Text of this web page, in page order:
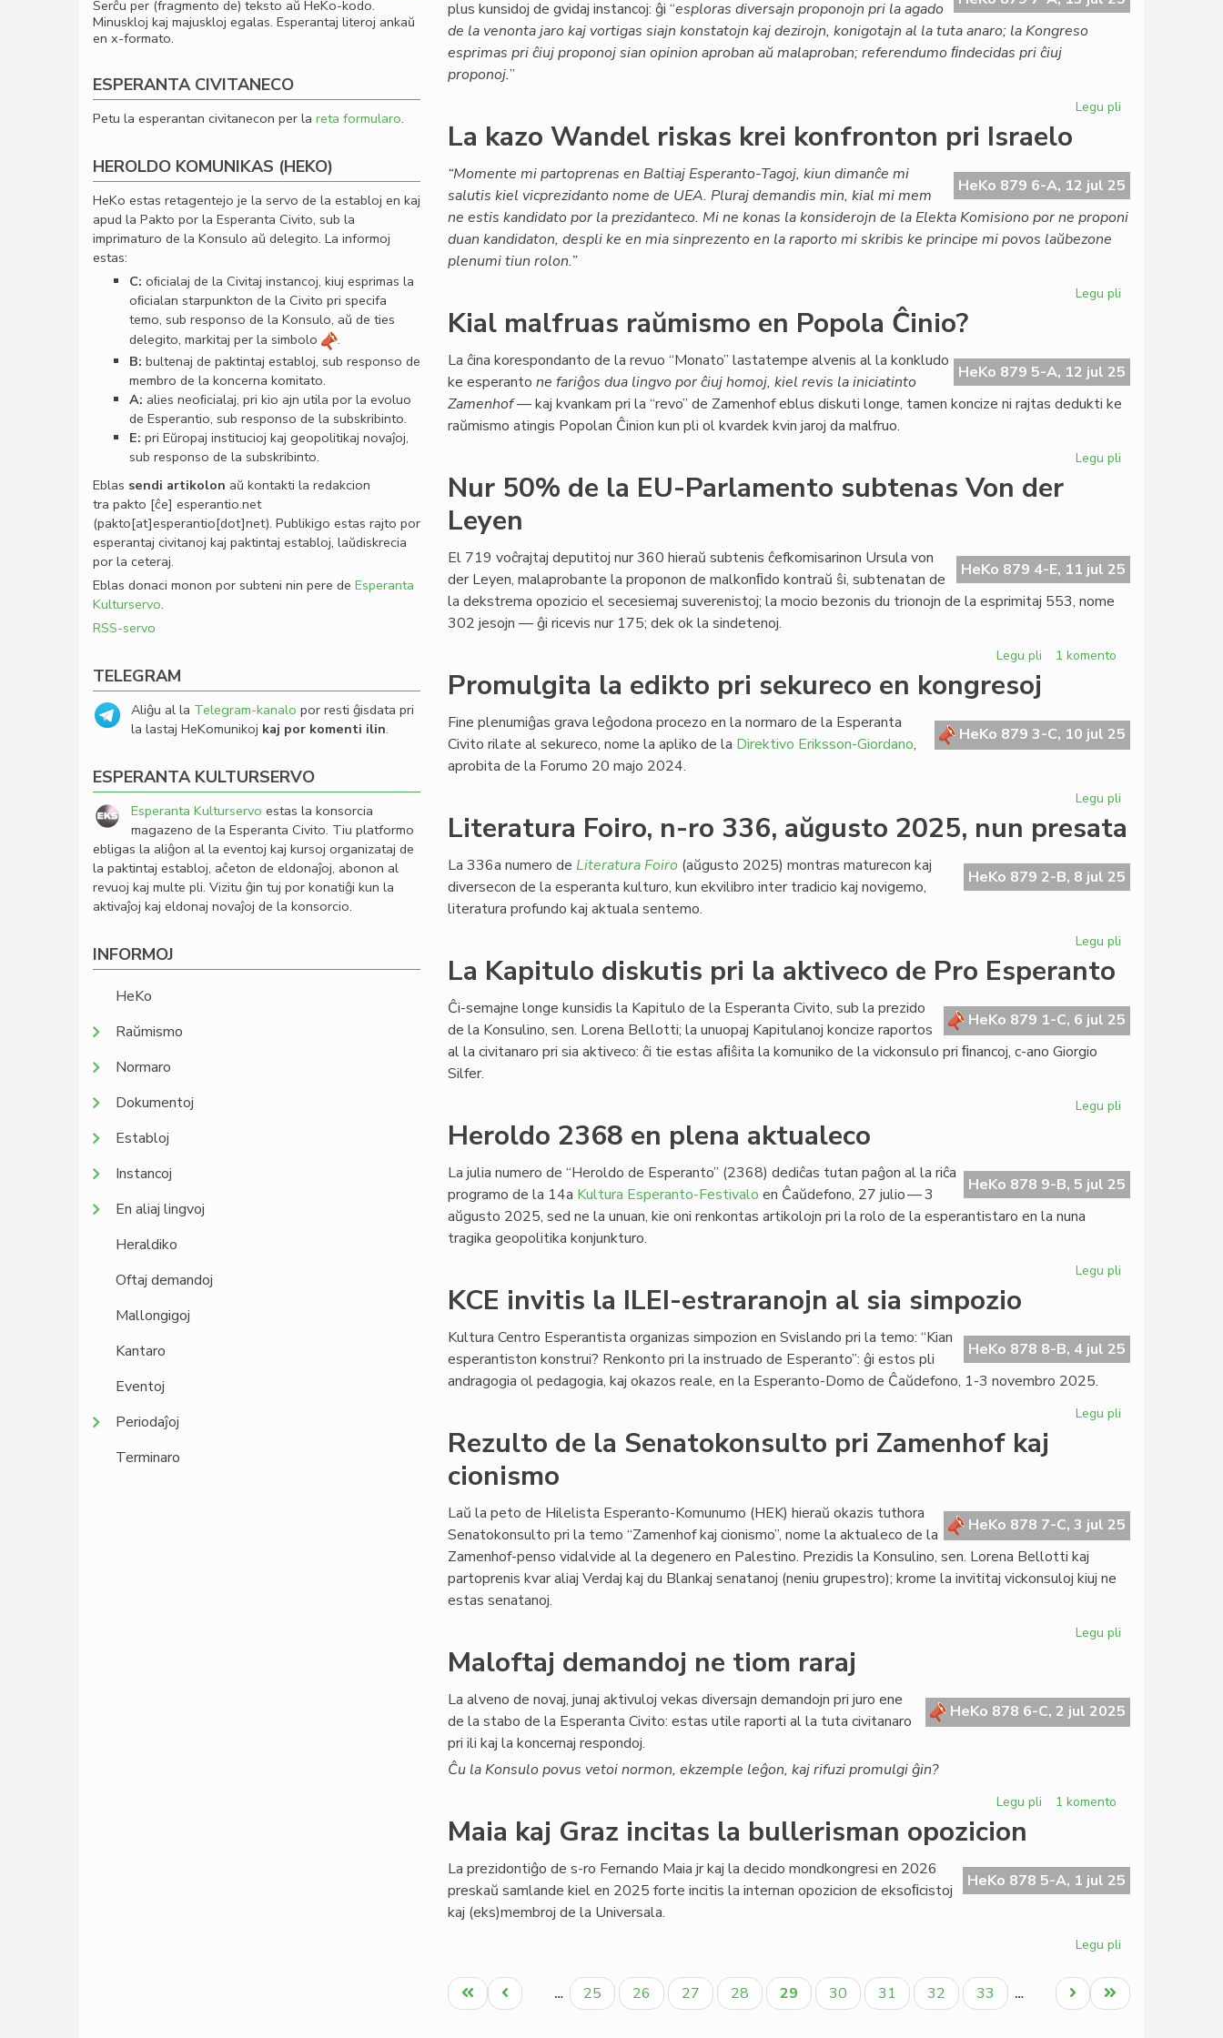
plus kunsidoj de gvidaj instancoj: ĝi “esploras diversajn proponojn pri la agado
de la venonta jaro kaj vortigas siajn konstatojn kaj dezirojn, konigotajn al la tuta anaro; la Kongreso
esprimas pri ĉiuj proponoj sian opinion aproban aŭ malaproban; referendumo ﬁndecidas pri ĉiuj
proponoj.”
Legu pli
nur
malforta
aŭ
La kazo Wandel riskas krei konfronton pri Israelo
HeKo 879 6-A, 12 jul 25
“Momente mi partoprenas en Baltiaj Esperanto-Tagoj, kiun dimanĉe mi
salutis kiel vicprezidanto nome de UEA. Pluraj demandis min, kial mi mem
ne estis kandidato por la prezidanteco. Mi ne konas la konsiderojn de la Elekta Komisiono por ne proponi
duan kandidaton, despli ke en mia sinprezento en la raporto mi skribis ke principe mi povos laŭbezone
plenumi tiun rolon.”
Legu pli
riskas
krei
Kial malfruas raŭmismo en Popola Ĉinio?
HeKo 879 5-A, 12 jul 25
La ĉina korespondanto de la revuo “Monato” lastatempe alvenis al la konkludo
ke esperanto ne fariĝos dua lingvo por ĉiuj homoj, kiel revis la iniciatinto
Zamenhof— kaj kvankam pri la “revo” de Zamenhof eblus diskuti longe, tamen koncize ni rajtas dedukti ke
raŭmismo atingis Popolan Ĉinion kun pli ol kvardek kvin jaroj da malfruo.
Legu pli
Popola
Ĉinio?
Nur 50% de la EU-Parlamento subtenas Von der
Leyen
HeKo 879 4-E, 11 jul 25
El 719 voĉrajtaj deputitoj nur 360 hieraŭ subtenis ĉefkomisarinon Ursula von
der Leyen, malaprobante la proponon de malkonﬁdo kontraŭ ŝi, subtenatan de
la dekstrema opozicio el secesiemaj suverenistoj; la mocio bezonis du trionojn de la esprimitaj 553, nome
302 jesojn — ĝi ricevis nur 175; dek ok la sindetenoj.
Legu pli
la
EU-
subtenas
der
1 komento
Promulgita la edikto pri sekureco en kongresoj
HeKo 879 3-C, 10 jul 25
Fine plenumiĝas grava leĝodona procezo en la normaro de la Esperanta
Civito rilate al sekureco, nome la apliko de la Direktivo Eriksson-Giordano,
aprobita de la Forumo 20 majo 2024.
Legu pli
la
pri
sekureco
Literatura Foiro, n-ro 336, aŭgusto 2025, nun presata
HeKo 879 2-B, 8 jul 25
La 336a numero de Literatura Foiro (aŭgusto 2025) montras maturecon kaj
diversecon de la esperanta kulturo, kun ekvilibro inter tradicio kaj novigemo,
literatura profundo kaj aktuala sentemo.
Legu pli
ro
336,
La Kapitulo diskutis pri la aktiveco de Pro Esperanto
HeKo 879 1-C, 6 jul 25
Ĉi-semajne longe kunsidis la Kapitulo de la Esperanta Civito, sub la prezido
de la Konsulino, sen. Lorena Bellotti; la unuopaj Kapitulanoj koncize raportos
al la civitanaro pri sia aktiveco: ĉi tie estas aﬁŝita la komuniko de la vickonsulo pri ﬁnancoj, c-ano Giorgio
Silfer.
Legu pli
pri
la
Heroldo 2368 en plena aktualeco
HeKo 878 9-B, 5 jul 25
La julia numero de “Heroldo de Esperanto” (2368) dediĉas tutan paĝon al la riĉa
programo de la 14a Kultura Esperanto-Festivalo en Ĉaŭdefono, 27 julio — 3
aŭgusto 2025, sed ne la unuan, kie oni renkontas artikolojn pri la rolo de la esperantistaro en la nuna
tragika geopolitika konjunkturo.
Legu pli
plena
aktualeco
KCE invitis la ILEI-estraranojn al sia simpozio
HeKo 878 8-B, 4 jul 25
Kultura Centro Esperantista organizas simpozion en Svislando pri la temo: “Kian
esperantiston konstrui? Renkonto pri la instruado de Esperanto”: ĝi estos pli
andragogia ol pedagogia, kaj okazos reale, en la Esperanto-Domo de Ĉaŭdefono, 1-3 novembro 2025.
Legu pli
estraranojn
al
Rezulto de la Senatokonsulto pri Zamenhof kaj
cionismo
HeKo 878 7-C, 3 jul 25
Laŭ la peto de Hilelista Esperanto-Komunumo (HEK) hieraŭ okazis tuthora
Senatokonsulto pri la temo “Zamenhof kaj cionismo”, nome la aktualeco de la
Zamenhof-penso vidalvide al la degenero en Palestino. Prezidis la Konsulino, sen. Lorena Bellotti kaj
partoprenis kvar aliaj Verdaj kaj du Blankaj senatanoj (neniu grupestro); krome la invititaj vickonsuloj kiuj ne
estas senatanoj.
Legu pli
Senatokonsulto
pri
Maloftaj demandoj ne tiom raraj
HeKo 878 6-C, 2 jul 2025
La alveno de novaj, junaj aktivuloj vekas diversajn demandojn pri juro ene
de la stabo de la Esperanta Civito: estas utile raporti al la tuta civitanaro
pri ili kaj la koncernaj respondoj.
Ĉu la Konsulo povus vetoi normon, ekzemple leĝon, kaj rifuzi promulgi ĝin?
Legu pli
tiom
raraj
1 komento
Maia kaj Graz incitas la bullerisman opozicion
HeKo 878 5-A, 1 jul 25
La prezidontiĝo de s-ro Fernando Maia jr kaj la decido mondkongresi en 2026
preskaŭ samlande kiel en 2025 forte incitis la internan opozicion de eksoﬁcistoj
kaj (eks)membroj de la Universala.
Legu pli
kaj
Graz
Pagination
Unua
paĝo
Antaŭa
paĝo
… Paĝo
25 Paĝo
26 Paĝo
27 Paĝo
28
Aktuala
paĝo
29 Paĝo
30 Paĝo
31 Paĝo
32 Paĝo
33 …
Last
page
Next
page
Serĉu per (fragmento de) teksto aŭ HeKo-kodo.
Minuskloj kaj majuskloj egalas. Esperantaj literoj ankaŭ
en x-formato.
ESPERANTA CIVITANECO
Petu la esperantan civitanecon per la reta formularo.
HEROLDO KOMUNIKAS (HEKO)
HeKo estas retagentejo je la servo de la establoj en kaj
apud la Pakto por la Esperanta Civito, sub la
imprimaturo de la Konsulo aŭ delegito. La informoj
estas:
C: oﬁcialaj de la Civitaj instancoj, kiuj esprimas la
oﬁcialan starpunkton de la Civito pri specifa
temo, sub responso de la Konsulo, aŭ de ties
delegito, markitaj per la simbolo
.
B: bultenaj de paktintaj establoj, sub responso de
membro de la koncerna komitato.
A: alies neoﬁcialaj, pri kio ajn utila por la evoluo
de Esperantio, sub responso de la subskribinto.
E: pri Eŭropaj institucioj kaj geopolitikaj novaĵoj,
sub responso de la subskribinto.
Eblas sendi artikolon aŭ kontakti la redakcion
tra pakto [ĉe] esperantio.net
(pakto[at]esperantio[dot]net). Publikigo estas rajto por
esperantaj civitanoj kaj paktintaj establoj, laŭdiskrecia
por la ceteraj.
Eblas donaci monon por subteni nin pere de Esperanta
Kulturservo.
RSS-servo
TELEGRAM
Aliĝu al la Telegram-kanalo por resti ĝisdata pri
la lastaj HeKomunikoj kaj por komenti ilin.
ESPERANTA KULTURSERVO
Esperanta Kulturservo estas la konsorcia
magazeno de la Esperanta Civito. Tiu platformo
ebligas la aliĝon al la eventoj kaj kursoj organizataj de
la paktintaj establoj, aĉeton de eldonaĵoj, abonon al
revuoj kaj multe pli. Vizitu ĝin tuj por konatiĝi kun la
aktivaĵoj kaj eldonaj novaĵoj de la konsorcio.
INFORMOJ
HeKo
Raŭmismo
Normaro
Dokumentoj
Establoj
Instancoj
En aliaj lingvoj
Heraldiko
Oftaj demandoj
Mallongigoj
Kantaro
Eventoj
Periodaĵoj
Terminaro